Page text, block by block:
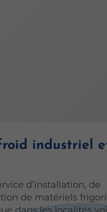
industriel
d’installation, de
de matériels